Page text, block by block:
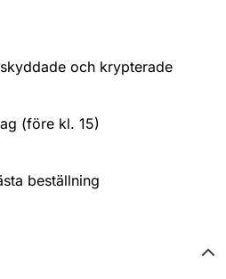
och krypterade
(före kl. 15)
beställning